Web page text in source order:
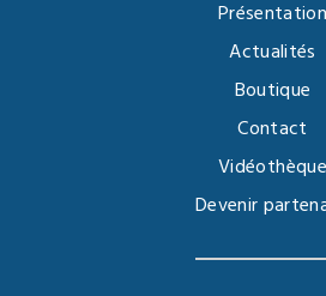
Présentation
Actualités
Boutique
Contact
Vidéothèque
Devenir